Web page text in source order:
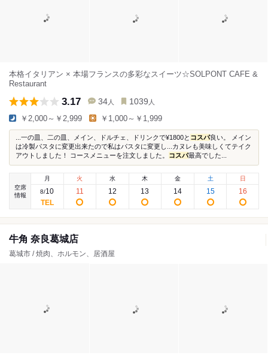
本格イタリアン × 本場フランスの多彩なスイーツ☆SOLPONT CAFE &
Restaurant
3.17 34 人 1039 人
￥2,000～￥2,999 ￥1,000～￥1,999
...一の皿、二の皿、メイン、ドルチェ、ドリンクで¥1800と コスパ良い。 メイン
は冷製パスタに変更出来たので私はパスタに変更し...カヌレも美味しくてテイク
アウトしました！ コースメニューを注文しました。 コスパ最高でした...
空席
情報
月
8/10
火
11
水
12
木
13
金
14
土
15
日
16
牛角 奈良葛城店
葛城市 / 焼肉、ホルモン、居酒屋